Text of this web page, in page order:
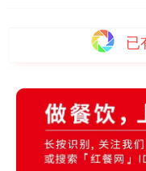
已